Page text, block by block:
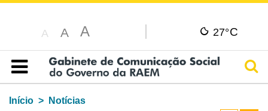
A A A 27°C
Índice
Início
Notícias